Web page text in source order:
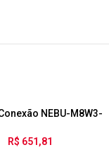
NEBU-M8W3-
R$ 651,81